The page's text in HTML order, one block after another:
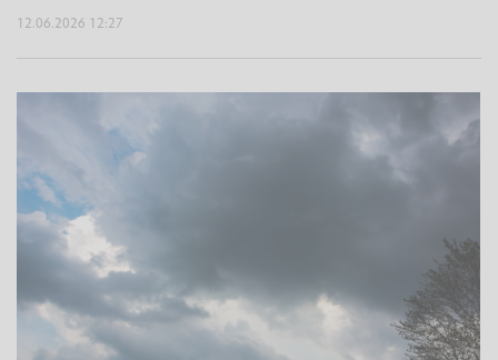
12.06.2026 12:27